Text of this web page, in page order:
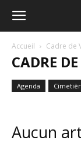
Accueil Cadre de
CADRE
Agenda
Aucun